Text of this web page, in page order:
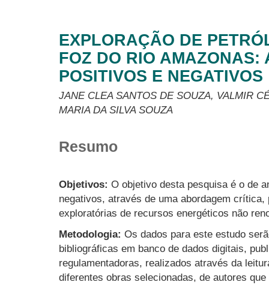
EXPLORAÇÃO DE
FOZ DO RIO AMAZONAS:
POSITIVOS E NEGATIVOS
JANE CLEA SANTOS DE SOUZA, VALMIR
MARIA DA SILVA SOUZA
Resumo
Objetivos: O objetivo desta pesquisa é o de
negativos, através de uma abordagem
exploratórias de recursos energéticos não
Metodologia: Os dados para este estudo
bibliográficas em banco de dados digitais,
regulamentadoras, realizados através da
diferentes obras selecionadas, de autores